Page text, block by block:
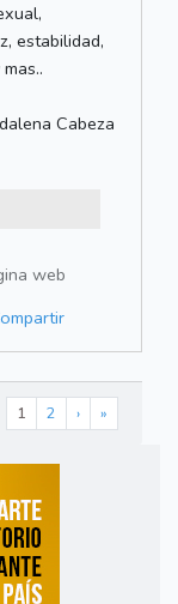
estabilidad,
Cabeza
web
1 2 › »